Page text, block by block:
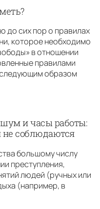
до сих пор о правилах
которое необходимо
в отношении
правилами
образом
и часы работы:
не соблюдаются
большому числу
преступления,
людей (ручных или
(например, в